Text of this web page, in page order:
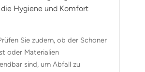
Hygiene und Komfort
Sie zudem, ob der Schoner
oder Materialien
sind, um Abfall zu